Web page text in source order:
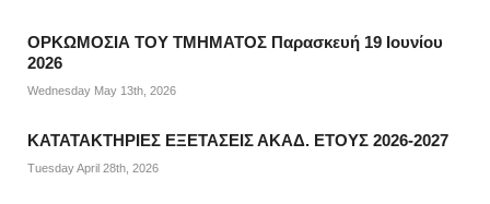
ΟΡΚΩΜΟΣΙΑ ΤΟΥ ΤΜΗΜΑΤΟΣ Παρασκευή 19 Ιουνίου
2026
Wednesday May 13th, 2026
ΚΑΤΑΤΑΚΤΗΡΙΕΣ ΕΞΕΤΑΣΕΙΣ ΑΚΑΔ. ΕΤΟΥΣ 2026-2027
Tuesday April 28th, 2026